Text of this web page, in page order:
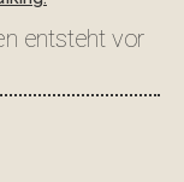
entsteht vor